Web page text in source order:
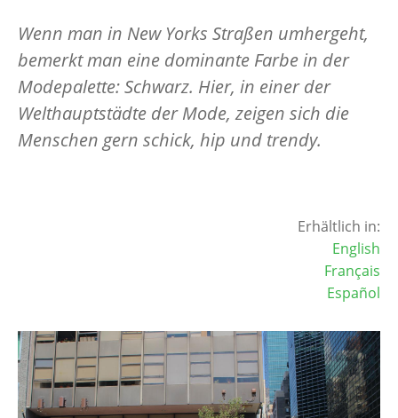
Wenn man in New Yorks Straßen umhergeht,
bemerkt man eine dominante Farbe in der
Modepalette: Schwarz. Hier, in einer der
Welthauptstädte der Mode, zeigen sich die
Menschen gern schick, hip und trendy.
Erhältlich in:
English
Français
Español
Image